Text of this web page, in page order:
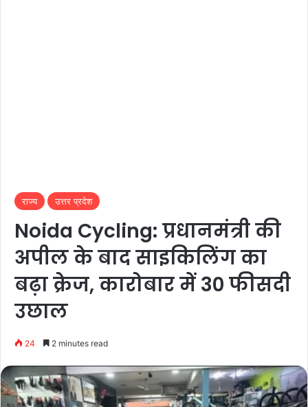
राज्य उत्तर प्रदेश
Noida Cycling: प्रधानमंत्री की
अपील के बाद साइकिलिंग का
बढ़ा क्रेज, कारोबार में 30 फीसदी
उछाल
24 2 minutes read